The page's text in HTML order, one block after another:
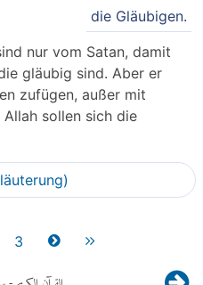
die Gläubigen.
nur vom Satan, damit
gläubig sind. Aber er
zufügen, außer mit
sollen sich die
3